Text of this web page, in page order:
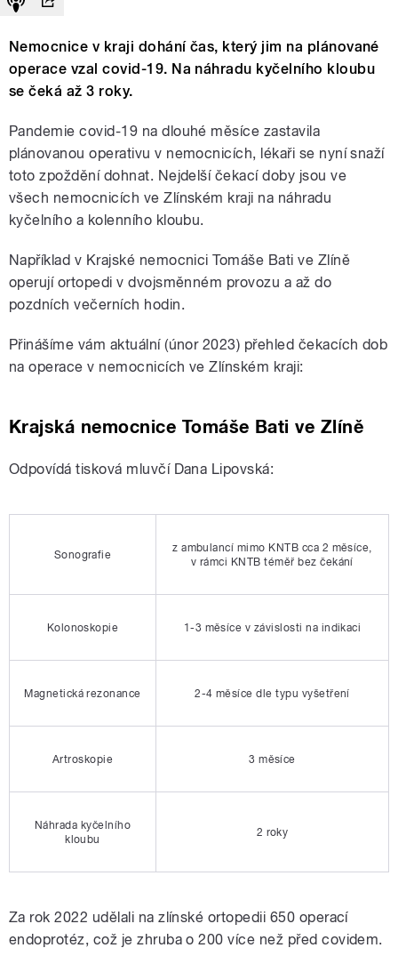
Nemocnice v kraji dohání čas, který jim na plánované
operace vzal covid-19. Na náhradu kyčelního kloubu
se čeká až 3 roky.
Pandemie covid-19 na dlouhé měsíce zastavila
plánovanou operativu v nemocnicích, lékaři se nyní snaží
toto zpoždění dohnat. Nejdelší čekací doby jsou ve
všech nemocnicích ve Zlínském kraji na náhradu
kyčelního a kolenního kloubu.
Například v Krajské nemocnici Tomáše Bati ve Zlíně
operují ortopedi v dvojsměnném provozu a až do
pozdních večerních hodin.
Přinášíme vám aktuální (únor 2023) přehled čekacích dob
na operace v nemocnicích ve Zlínském kraji:
Krajská nemocnice Tomáše Bati ve Zlíně
Odpovídá tisková mluvčí Dana Lipovská:
Sonografie
z ambulancí mimo KNTB cca 2 měsíce,
v rámci KNTB téměř bez čekání
Kolonoskopie 1-3 měsíce v závislosti na indikaci
Magnetická rezonance 2-4 měsíce dle typu vyšetření
Artroskopie 3 měsíce
Náhrada kyčelního
kloubu
2 roky
Za rok 2022 udělali na zlínské ortopedii 650 operací
endoprotéz, což je zhruba o 200 více než před covidem.